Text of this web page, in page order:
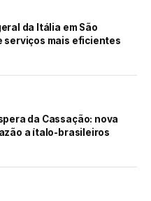
da Itália em São
serviços mais eficientes
da Cassação: nova
a ítalo-brasileiros